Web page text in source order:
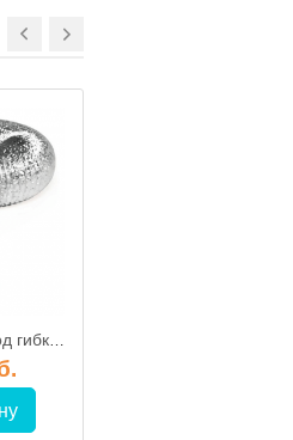
AF152 / Воздуховод гибкий металлизированный (гофра) d.152, ЭРА